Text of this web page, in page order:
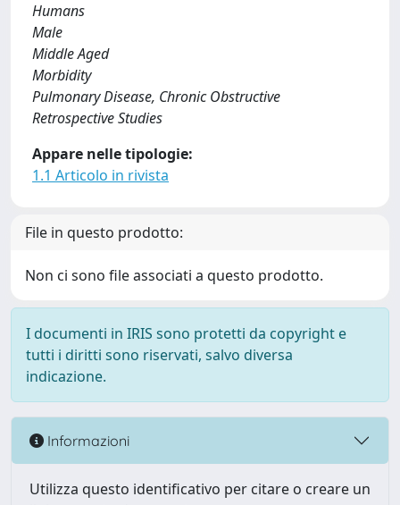
Humans
Male
Middle Aged
Morbidity
Pulmonary Disease, Chronic Obstructive
Retrospective Studies
Appare nelle tipologie:
1.1 Articolo in rivista
File in questo prodotto:
Non ci sono file associati a questo prodotto.
I documenti in IRIS sono protetti da copyright e
tutti i diritti sono riservati, salvo diversa
indicazione.
Informazioni
Utilizza questo identificativo per citare o creare un